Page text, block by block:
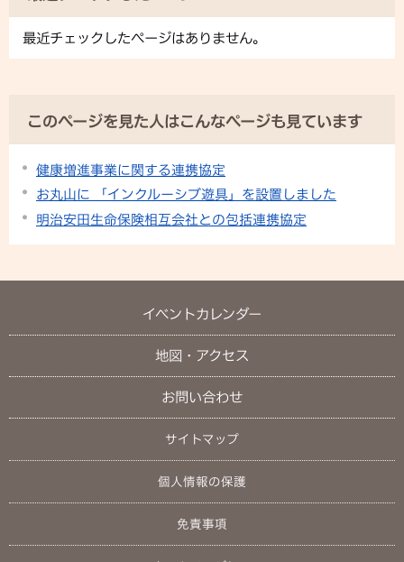
最近チェックしたページはありません。
このページを見た人はこんなページも見ています
健康増進事業に関する連携協定
お丸山に 「インクルーシブ遊具」を設置しました
明治安田生命保険相互会社との包括連携協定
イベントカレンダー
地図・アクセス
お問い合わせ
サイトマップ
個人情報の保護
免責事項